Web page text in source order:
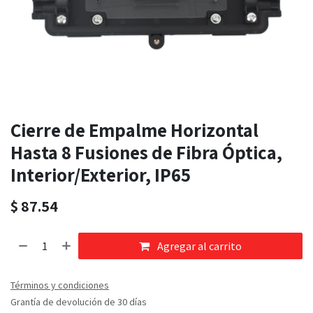
Cierre de Empalme Horizontal
Hasta 8 Fusiones de Fibra Óptica,
Interior/Exterior, IP65
$ 87.54
Agregar al carrito
Términos y condiciones
Grantía de devolución de 30 días